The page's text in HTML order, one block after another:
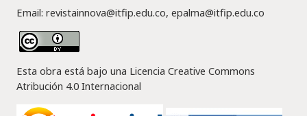
Email: revistainnova@itfip.edu.co, epalma@itfip.edu.co
Esta obra está bajo una Licencia Creative Commons
Atribución 4.0 Internacional